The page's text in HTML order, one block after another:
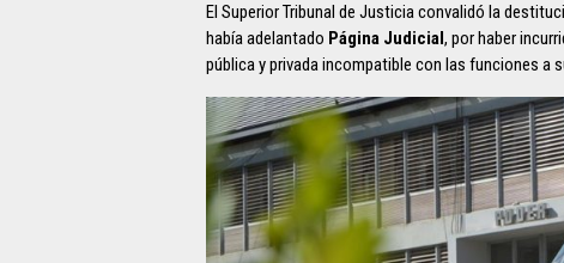
El Superior Tribunal de Justicia convalidó la
había adelantado Página Judicial, por haber
pública y privada incompatible con las funciones a